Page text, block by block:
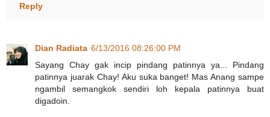
Reply
Dian Radiata 6/13/2016 08:26:00 PM
Sayang Chay gak incip pindang patinnya ya... Pindang
patinnya juarak Chay! Aku suka banget! Mas Anang sampe
ngambil semangkok sendiri loh kepala patinnya buat
digadoin.